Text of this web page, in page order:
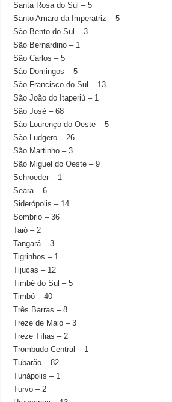
Santa Rosa do Sul – 5
Santo Amaro da Imperatriz – 5
São Bento do Sul – 3
São Bernardino – 1
São Carlos – 5
São Domingos – 5
São Francisco do Sul – 13
São João do Itaperiú – 1
São José – 68
São Lourenço do Oeste – 5
São Ludgero – 26
São Martinho – 3
São Miguel do Oeste – 9
Schroeder – 1
Seara – 6
Siderópolis – 14
Sombrio – 36
Taió – 2
Tangará – 3
Tigrinhos – 1
Tijucas – 12
Timbé do Sul – 5
Timbó – 40
Três Barras – 8
Treze de Maio – 3
Treze Tílias – 2
Trombudo Central – 1
Tubarão – 82
Tunápolis – 1
Turvo – 2